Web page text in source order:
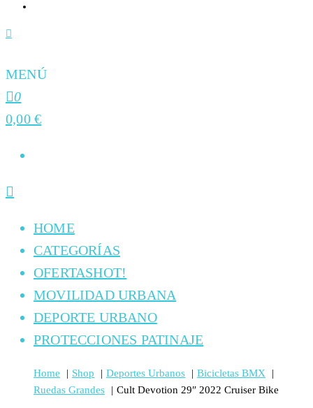
MENÚ
0
0,00 €
HOME
CATEGORÍAS
OFERTASHOT!
MOVILIDAD URBANA
DEPORTE URBANO
PROTECCIONES PATINAJE
Home Shop Deportes Urbanos
Bicicletas BMX
Ruedas Grandes
Cult Devotion 29″ 2022 Cruiser Bike